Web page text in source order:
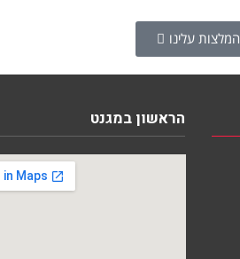
המלצות עלינו
הראשון במגנט